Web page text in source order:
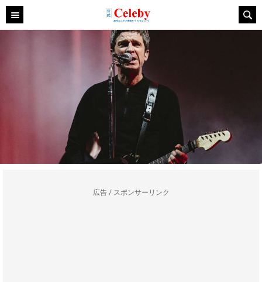
広告 / スポンサーリンク